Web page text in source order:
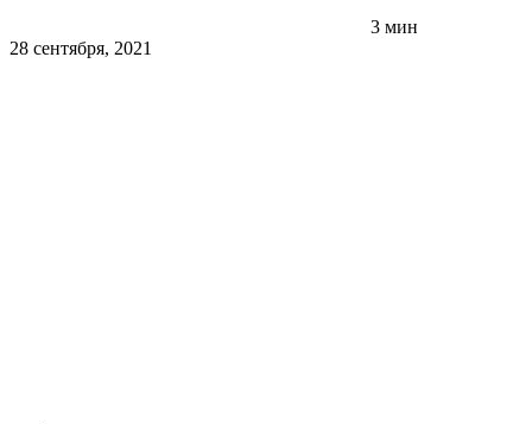
3 мин
28 сентября, 2021